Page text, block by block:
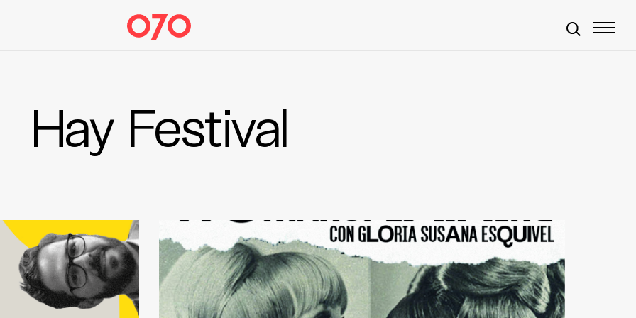
Hay Festival